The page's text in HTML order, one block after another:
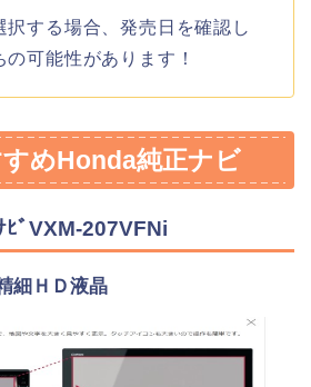
択する場合、発売日を確認し
可能性があります！
めHonda純正ナビ
ﾋﾞVXM-207VFNi
細ＨＤ液晶